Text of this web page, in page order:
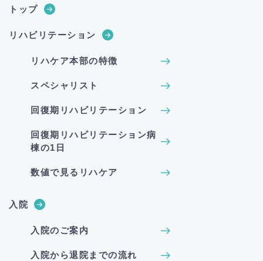
トップ
リハビリテーション
リハケア本部の特徴
スペシャリスト
回復期リハビリテーション
回復期リハビリテーション病
棟の1日
数値で見るリハケア
入院
入院のご案内
入院から退院までの流れ